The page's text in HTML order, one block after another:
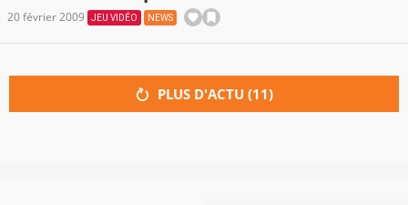
20 février 2009 JEU VIDÉO NEWS
PLUS D'ACTU (11)